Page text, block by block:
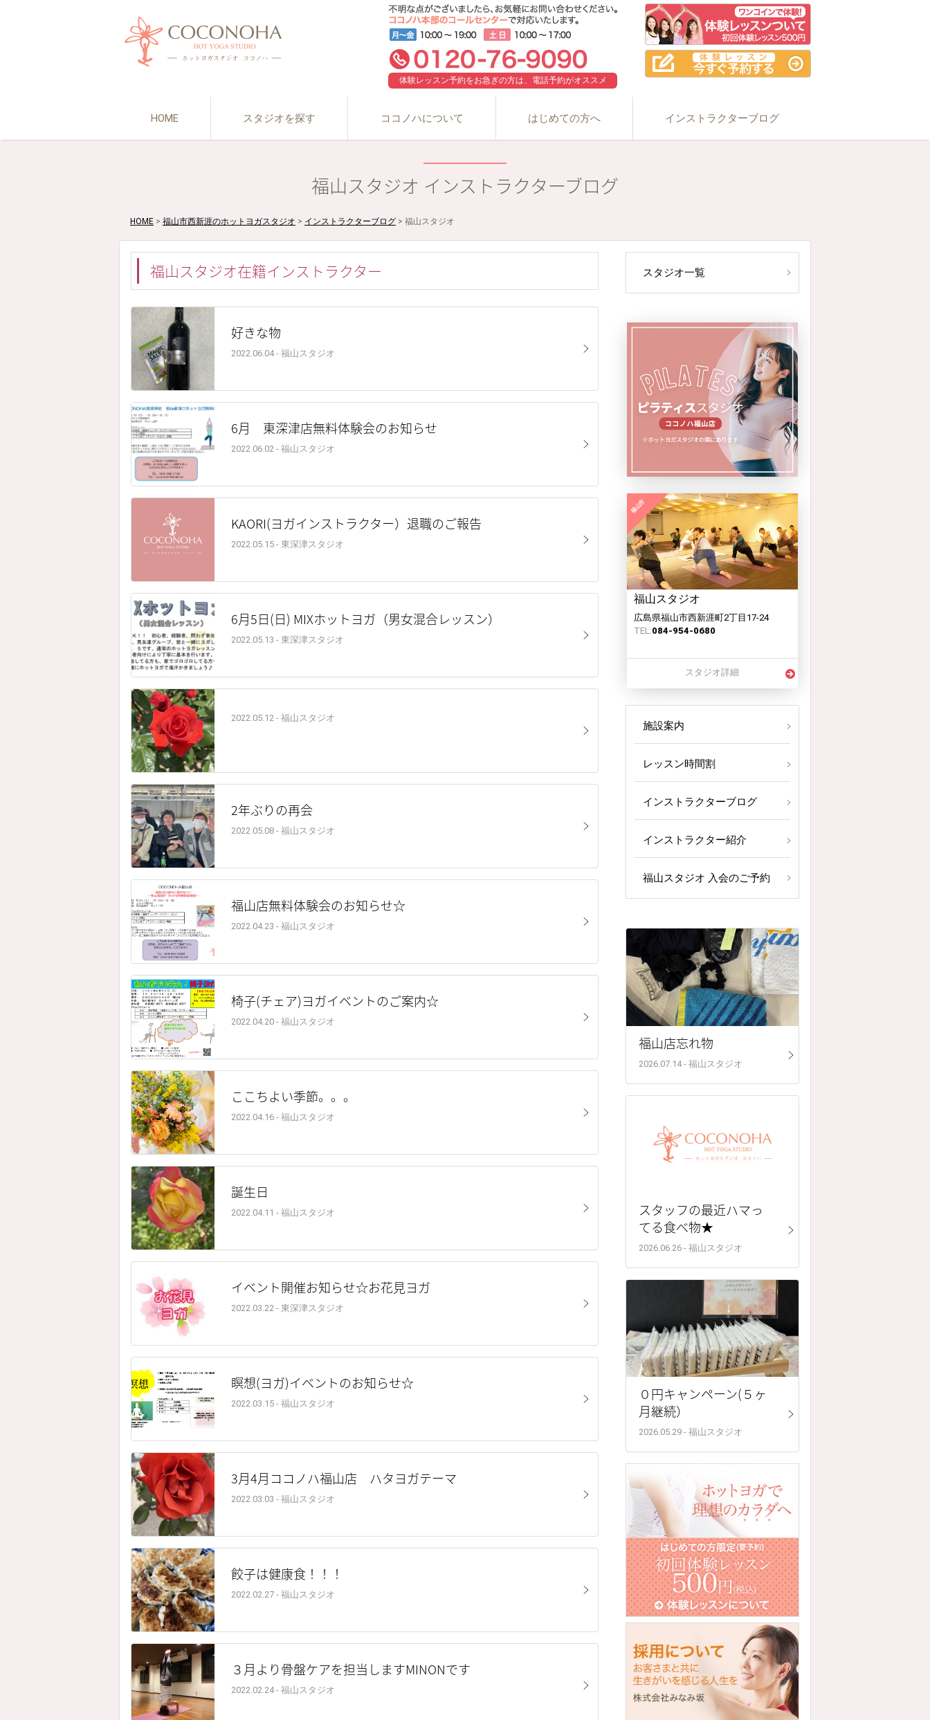
体験レッスン予約をお急ぎの方は、電話予約がオススメ
HOME スタジオを探す ココノハについて はじめての方へ インストラクターブログ
福山スタジオ インストラクターブログ
HOME > 福山市西新涯のホットヨガスタジオ > インストラクターブログ > 福山スタジオ
福山スタジオ在籍インストラクター
好きな物
2022.06.04 - 福山スタジオ
6月 東深津店無料体験会のお知らせ
2022.06.02 - 福山スタジオ
KAORI(ヨガインストラクター）退職のご報告
2022.05.15 - 東深津スタジオ
6月5日(日) MIXホットヨガ（男女混合レッスン）
2022.05.13 - 東深津スタジオ
2022.05.12 - 福山スタジオ
2年ぶりの再会
2022.05.08 - 福山スタジオ
福山店無料体験会のお知らせ☆
2022.04.23 - 福山スタジオ
椅子(チェア)ヨガイベントのご案内☆
2022.04.20 - 福山スタジオ
ここちよい季節。。。
2022.04.16 - 福山スタジオ
誕生日
2022.04.11 - 福山スタジオ
イベント開催お知らせ☆お花見ヨガ
2022.03.22 - 東深津スタジオ
瞑想(ヨガ)イベントのお知らせ☆
2022.03.15 - 福山スタジオ
3月4月ココノハ福山店 ハタヨガテーマ
2022.03.03 - 福山スタジオ
餃子は健康食！！！
2022.02.27 - 福山スタジオ
３月より骨盤ケアを担当しますMINONです
2022.02.24 - 福山スタジオ
スタジオ一覧
福山スタジオ
広島県福山市西新涯町2丁目17-24
TEL:084-954-0680
スタジオ詳細
施設案内
レッスン時間割
インストラクターブログ
インストラクター紹介
福山スタジオ 入会のご予約
福山店忘れ物
2026.07.14 - 福山スタジオ
スタッフの最近ハマっ
てる食べ物★
2026.06.26 - 福山スタジオ
０円キャンペーン(５ヶ
月継続）
2026.05.29 - 福山スタジオ